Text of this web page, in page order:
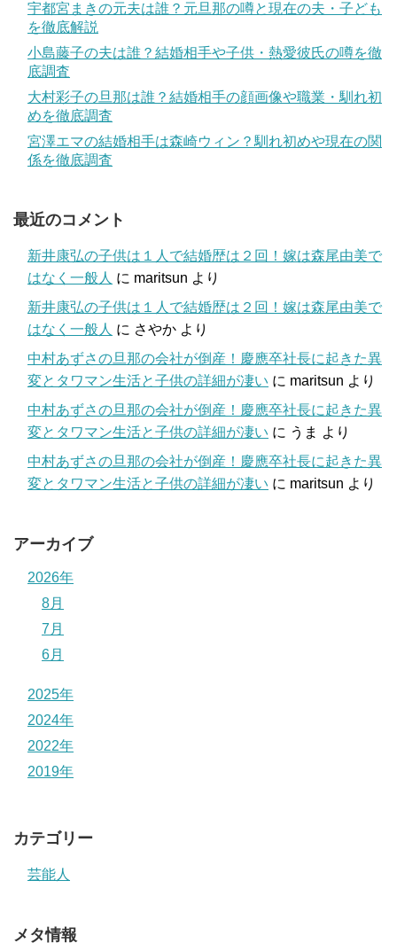
宇都宮まきの元夫は誰？元旦那の噂と現在の夫・子ども
を徹底解説
小島藤子の夫は誰？結婚相手や子供・熱愛彼氏の噂を徹
底調査
大村彩子の旦那は誰？結婚相手の顔画像や職業・馴れ初
めを徹底調査
宮澤エマの結婚相手は森崎ウィン？馴れ初めや現在の関
係を徹底調査
最近のコメント
新井康弘の子供は１人で結婚歴は２回！嫁は森尾由美で
はなく一般人 に maritsun より
新井康弘の子供は１人で結婚歴は２回！嫁は森尾由美で
はなく一般人 に さやか より
中村あずさの旦那の会社が倒産！慶應卒社長に起きた異
変とタワマン生活と子供の詳細が凄い に maritsun より
中村あずさの旦那の会社が倒産！慶應卒社長に起きた異
変とタワマン生活と子供の詳細が凄い に うま より
中村あずさの旦那の会社が倒産！慶應卒社長に起きた異
変とタワマン生活と子供の詳細が凄い に maritsun より
アーカイブ
2026年
8月
7月
6月
2025年
2024年
2022年
2019年
カテゴリー
芸能人
メタ情報